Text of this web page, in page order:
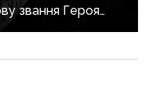
звання Героя